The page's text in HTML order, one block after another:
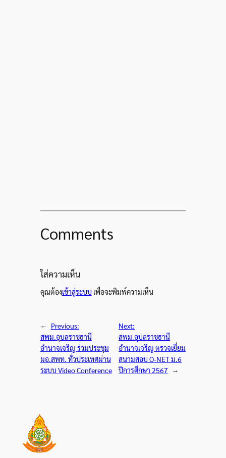
Comments
ใส่ความเห็น
คุณต้องเข้าสู่ระบบ เพื่อจะพิมพ์ความเห็น
←
Previous:
สพม.อุบลราชธานี
อำนาจเจริญ ร่วมประชุม
ผอ.สพท. ทั่วประเทศผ่าน
ระบบ Video Conference
Next:
สพม.อุบลราชธานี
อำนาจเจริญ ตรวจเยี่ยม
สนามสอบ O-NET ม.6
ปีการศึกษา 2567
→